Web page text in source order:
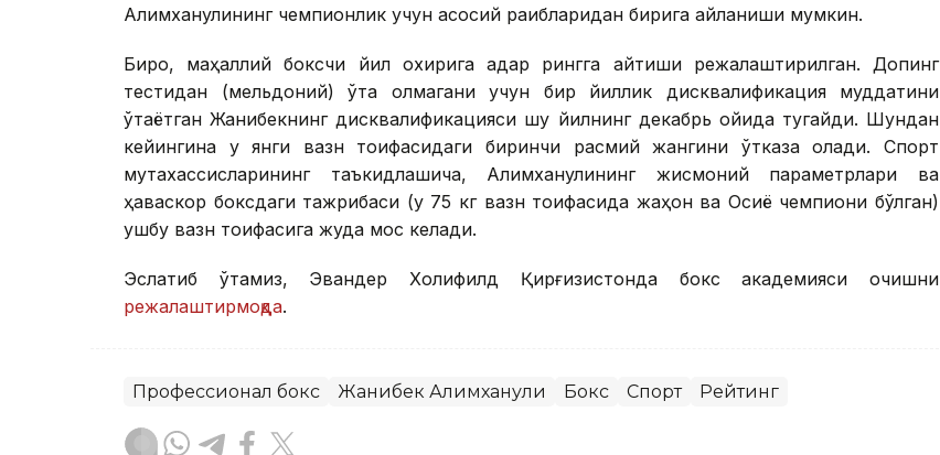
Алимханулининг чемпионлик учун асосий рақибларидан бирига айланиши мумкин.
Бироқ, маҳаллий боксчи йил охирига қадар рингга қайтиши режалаштирилган. Допинг
тестидан (мельдоний) ўта олмагани учун бир йиллик дисквалификация муддатини
ўтаётган Жанибекнинг дисквалификацияси шу йилнинг декабрь ойида тугайди. Шундан
кейингина у янги вазн тоифасидаги биринчи расмий жангини ўтказа олади. Спорт
мутахассисларининг таъкидлашича, Алимханулининг жисмоний параметрлари ва
ҳаваскор боксдаги тажрибаси (у 75 кг вазн тоифасида жаҳон ва Осиё чемпиони бўлган)
ушбу вазн тоифасига жуда мос келади.
Эслатиб ўтамиз, Эвандер Холифилд Қирғизистонда бокс академияси очишни
режалаштирмоқда.
Профессионал бокс Жанибек Алимханули Бокс Спорт Рейтинг